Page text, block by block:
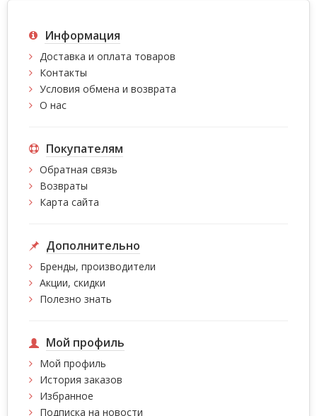
Информация
Доставка и оплата товаров
Контакты
Условия обмена и возврата
О нас
Покупателям
Обратная связь
Возвраты
Карта сайта
Дополнительно
Бренды, производители
Акции, скидки
Полезно знать
Мой профиль
Мой профиль
История заказов
Избранное
Подписка на новости